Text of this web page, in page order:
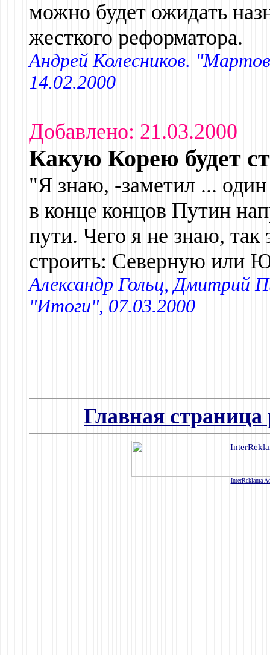
можно будет ожидать
жесткого реформатора.
Андрей Колесников.
14.02.2000
Добавлено: 21.03.2000
Какую Корею будет
"Я знаю, -заметил ...
в конце концов Путин
пути. Чего я не знаю,
строить: Северную или
Александр Гольц, Дмитрий
"Итоги", 07.03.2000
Главная страница
InterReklama